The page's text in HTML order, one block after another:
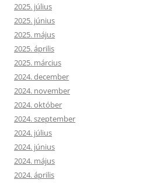
2025. július
2025. június
2025. május
2025. április
2025. március
2024. december
2024. november
2024. október
2024. szeptember
2024. július
2024. június
2024. május
2024. április